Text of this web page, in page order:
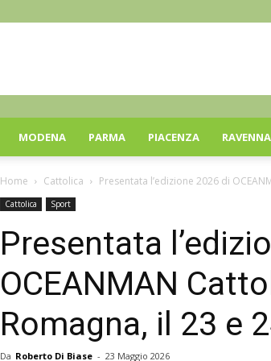
MODENA PARMA PIACENZA RAVENNA
Home Cattolica Presentata l’edizione 2026 di
Cattolica Sport
Presentata
OCEANMAN
Romagna, il 23 e
Da Roberto Di Biase - 23 Maggio 2026